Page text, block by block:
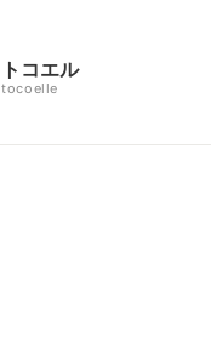
トコエル
tocoelle